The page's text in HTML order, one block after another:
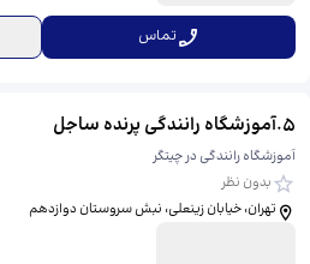
تماس
5
.آموزشگاه رانندگی پرنده ساجل
آموزشگاه رانندگی در چیتگر
بدون نظر
تهران، خیابان زینعلی، نبش سروستان دوازدهم